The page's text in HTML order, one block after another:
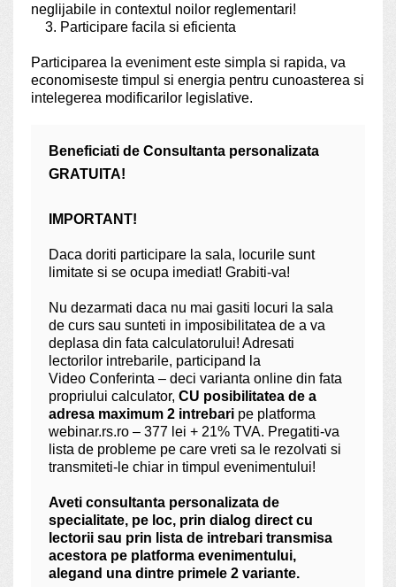
neglijabile in contextul noilor reglementari!
3. Participare facila si eficienta
Participarea la eveniment este simpla si rapida, va
economiseste timpul si energia pentru cunoasterea si
intelegerea modificarilor legislative.
Beneficiati de Consultanta personalizata
GRATUITA!
IMPORTANT!
Daca doriti participare la sala, locurile sunt
limitate si se ocupa imediat! Grabiti-va!
Nu dezarmati daca nu mai gasiti locuri la sala
de curs sau sunteti in imposibilitatea de a va
deplasa din fata calculatorului! Adresati
lectorilor intrebarile, participand la
Video Conferinta – deci varianta online din fata
propriului calculator, CU posibilitatea de a
adresa maximum 2 intrebari pe platforma
webinar.rs.ro – 377 lei + 21% TVA. Pregatiti-va
lista de probleme pe care vreti sa le rezolvati si
transmiteti-le chiar in timpul evenimentului!
Aveti consultanta personalizata de
specialitate, pe loc, prin dialog direct cu
lectorii sau prin lista de intrebari transmisa
acestora pe platforma evenimentului,
alegand una dintre primele 2 variante.